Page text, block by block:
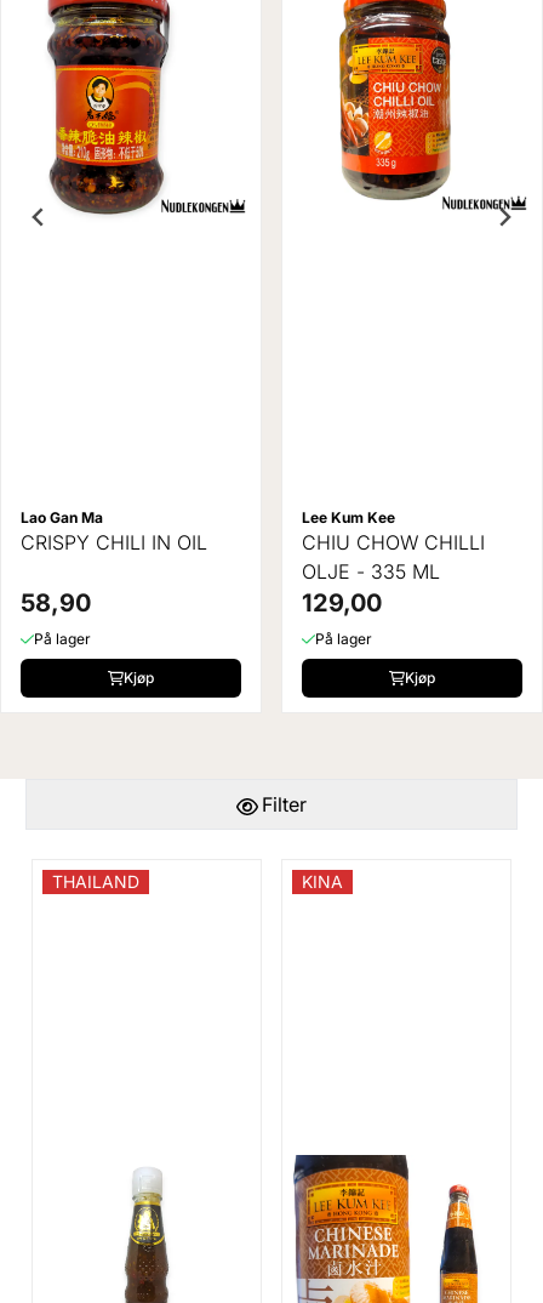
Lao Gan Ma
CRISPY CHILI IN OIL
58,90
På lager
Kjøp
Lee Kum Kee
CHIU CHOW CHILLI
OLJE - 335 ML
129,00
På lager
Kjøp
Filter
THAILAND KINA